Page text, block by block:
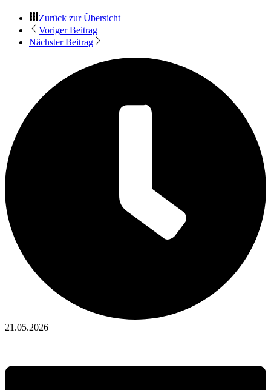
Zurück zur Übersicht
Voriger Beitrag
Nächster Beitrag
21.05.2026